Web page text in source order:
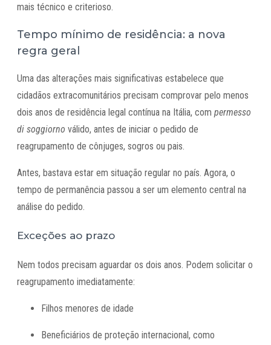
mais técnico e criterioso.
Tempo mínimo de residência: a nova
regra geral
Uma das alterações mais significativas estabelece que
cidadãos extracomunitários precisam comprovar pelo menos
dois anos de residência legal contínua na Itália, com permesso
di soggiorno válido, antes de iniciar o pedido de
reagrupamento de cônjuges, sogros ou pais.
Antes, bastava estar em situação regular no país. Agora, o
tempo de permanência passou a ser um elemento central na
análise do pedido.
Exceções ao prazo
Nem todos precisam aguardar os dois anos. Podem solicitar o
reagrupamento imediatamente:
Filhos menores de idade
Beneficiários de proteção internacional, como